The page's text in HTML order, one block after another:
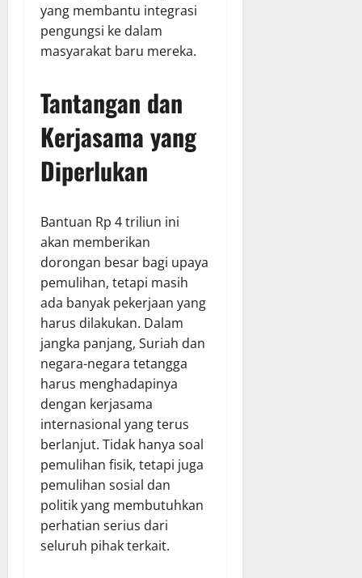
yang membantu integrasi
pengungsi ke dalam
masyarakat baru mereka.
Tantangan dan
Kerjasama yang
Diperlukan
Bantuan Rp 4 triliun ini
akan memberikan
dorongan besar bagi upaya
pemulihan, tetapi masih
ada banyak pekerjaan yang
harus dilakukan. Dalam
jangka panjang, Suriah dan
negara-negara tetangga
harus menghadapinya
dengan kerjasama
internasional yang terus
berlanjut. Tidak hanya soal
pemulihan fisik, tetapi juga
pemulihan sosial dan
politik yang membutuhkan
perhatian serius dari
seluruh pihak terkait.